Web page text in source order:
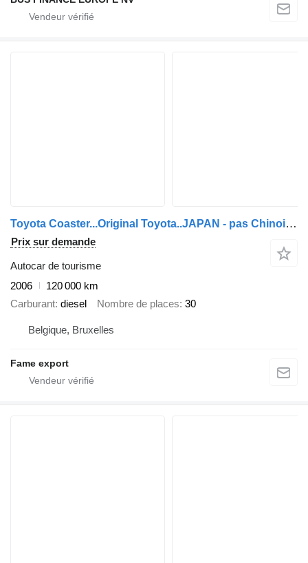
Toyota Coaster...Original Toyota..JAPAN - pas Chinois ...T20
Prix sur demande
Autocar de tourisme
2006
120 000 km
Carburant diesel Nombre de places 30
Belgique, Bruxelles
Fame export